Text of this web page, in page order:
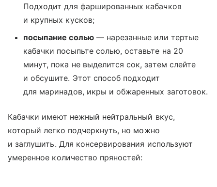
Подходит для фаршированных кабачков
и крупных кусков;
посыпание солью— нарезанные или тертые
кабачки посыпьте солью, оставьте на 20
минут, пока не выделится сок, затем слейте
и обсушите. Этот способ подходит
для маринадов, икры и обжаренных заготовок.
Кабачки имеют нежный нейтральный вкус,
который легко подчеркнуть, но можно
и заглушить. Для консервирования используют
умеренное количество пряностей: